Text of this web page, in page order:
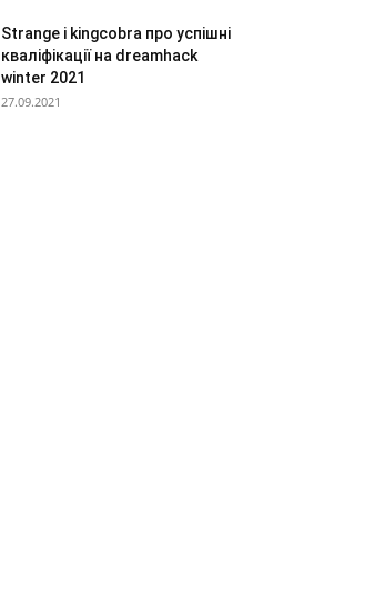
Strange і kingcobra про успішні
кваліфікації на dreamhack
winter 2021
27.09.2021